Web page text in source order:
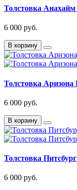
Толстовка
6 000 руб.
В корзину
Толстовка
6 000 руб.
В корзину
Толстовка
6 000 руб.